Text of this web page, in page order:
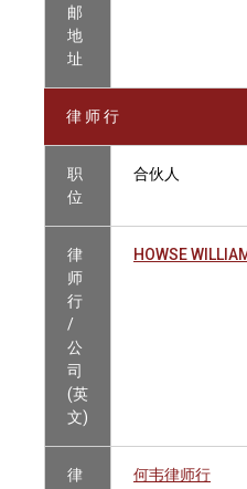
邮
地
址
律 师 行
职
位
合伙人
律
师
行
/
公
司
(英
文)
HOWSE
律
何韦律师行